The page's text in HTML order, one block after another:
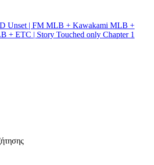
Unset | FM MLB + Kawakami MLB +
+ ETC | Story Touched only Chapter 1